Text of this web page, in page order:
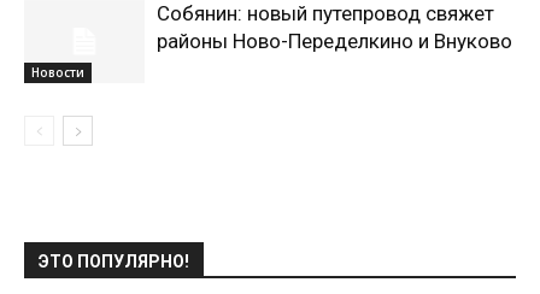
Новости
Собянин: новый путепровод свяжет
районы Ново-Переделкино и Внуково
ЭТО ПОПУЛЯРНО!